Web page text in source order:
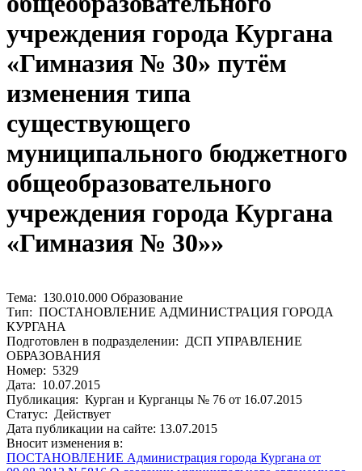
учреждения города Кургана
«Гимназия № 30» путём
изменения типа
существующего
муниципального бюджетного
общеобразовательного
учреждения города Кургана
«Гимназия № 30»»
Тема: 130.010.000 Образование
Тип: ПОСТАНОВЛЕНИЕ АДМИНИСТРАЦИЯ ГОРОДА
КУРГАНА
Подготовлен в подразделении: ДСП УПРАВЛЕНИЕ
ОБРАЗОВАНИЯ
Номер: 5329
Дата: 10.07.2015
Публикация: Курган и Курганцы № 76 от 16.07.2015
Статус: Действует
Дата публикации на сайте: 13.07.2015
Вносит изменения в:
ПОСТАНОВЛЕНИЕ Администрация города Кургана от